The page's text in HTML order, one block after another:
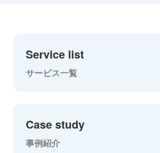
Service list
サービス一覧
Case study
事例紹介